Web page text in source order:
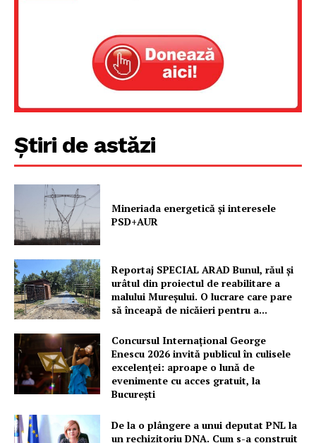
Știri de astăzi
Mineriada energetică și interesele
PSD+AUR
Reportaj SPECIAL ARAD Bunul, răul și
urâtul din proiectul de reabilitare a
malului Mureșului. O lucrare care pare
să înceapă de nicăieri pentru a...
Concursul Internațional George
Enescu 2026 invită publicul în culisele
excelenței: aproape o lună de
evenimente cu acces gratuit, la
București
De la o plângere a unui deputat PNL la
un rechizitoriu DNA. Cum s-a construit